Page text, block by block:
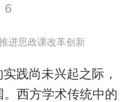
进思政课改革创新
践尚未兴起之际，
西方学术传统中的